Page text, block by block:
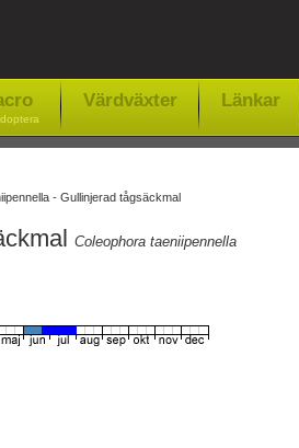
Värdväxter Länkar
- Gullinjerad tågsäckmal
Coleophora taeniipennella